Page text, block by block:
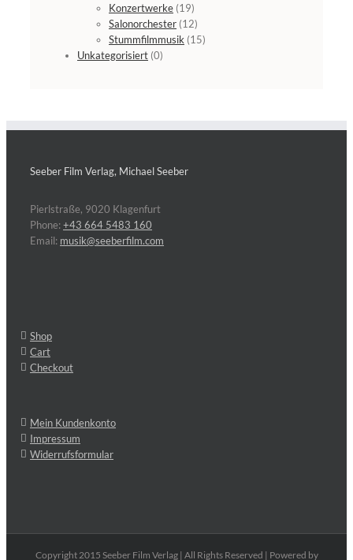
Konzertwerke (19)
Salonorchester (12)
Stummfilmmusik (15)
Unkategorisiert (0)
Seeber Film Verlag, Michael Seeber
Pierlstraße, 9020 Klagenfurt
Phone:+43 664 5483 160
Email: musik@seeberfilm.com
Shop
Cart
Checkout
Mein Kundenkonto
Impressum
Widerrufsformular
Copyright 2015 Seeber Film Verlag | All Rights Reserved | Powered by